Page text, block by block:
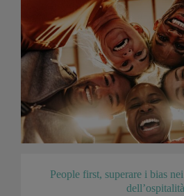
People first, superare i bias
dell’ospitalità